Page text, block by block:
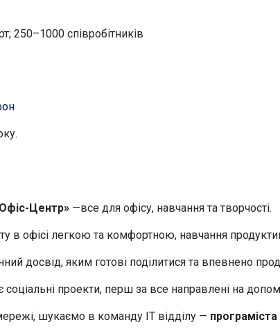
250–1000 співробітників
Центр» —все для офісу, навчання та творчості.
в офісі легкою та комфортною, навчання
досвід, яким готові поділитися та впевнено
соціальні проекти, перш за все направлені на
шукаємо в команду ІТ відділу —